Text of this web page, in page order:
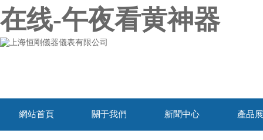
在线-午夜看黄神器
網站首頁 關于我們 新聞中心 產品